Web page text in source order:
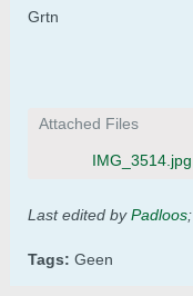
Grtn
Attached Files
IMG_3514.jpg
Last edited byPadloos;
Tags: Geen